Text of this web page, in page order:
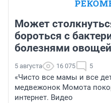
Может
бороться с
болезнями
5 августа 16 075 5
«Чисто все мамы и все
медвежонок Момота
интернет. Видео